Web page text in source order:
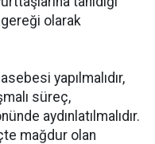
olarak
yapılmalıdır,
süreç,
aydınlatılmalıdır.
mağdur olan